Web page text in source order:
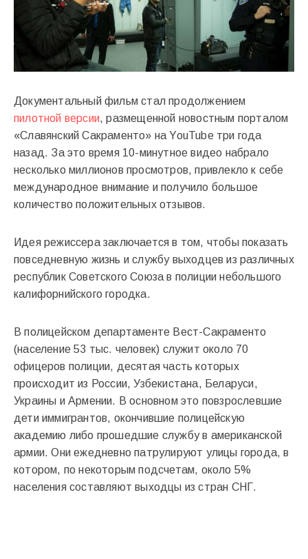
Документальный фильм стал продолжением
пилотной версии, размещенной новостным порталом
«Славянский Сакраменто» на YouTube три года
назад. За это время 10-минутное видео набрало
несколько миллионов просмотров, привлекло к себе
международное внимание и получило большое
количество положительных отзывов.
Идея режиссера заключается в том, чтобы показать
повседневную жизнь и службу выходцев из различных
республик Советского Союза в полиции небольшого
калифорнийского городка.
В полицейском департаменте Вест-Сакраменто
(население 53 тыс. человек) служит около 70
офицеров полиции, десятая часть которых
происходит из России, Узбекистана, Беларуси,
Украины и Армении. В основном это повзрослевшие
дети иммигрантов, окончившие полицейскую
академию либо прошедшие службу в американской
армии. Они ежедневно патрулируют улицы города, в
котором, по некоторым подсчетам, около 5%
населения составляют выходцы из стран СНГ.